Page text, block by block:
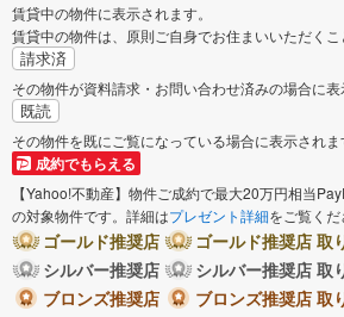
賃貸中の物件に表示されます。
賃貸中の物件は、原則ご自身でお住まいいただくこ
請求済
その物件が資料請求・お問い合わせ済みの場合に表
既読
その物件を既にご覧になっている場合に表示されま
成約でもらえる
【Yahoo!不動産】物件ご成約で最大20万円相当
の対象物件です。詳細はプレゼント詳細をご覧くだ
ゴールド推奨店
ゴールド推奨店 取
シルバー推奨店
シルバー推奨店 取
ブロンズ推奨店
ブロンズ推奨店 取